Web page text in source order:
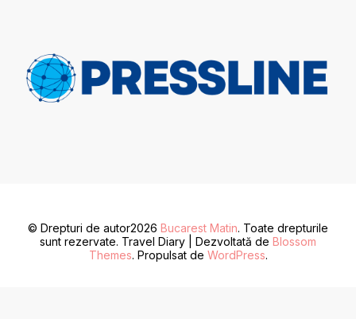
© Drepturi de autor2026 Bucarest Matin. Toate drepturile
sunt rezervate. Travel Diary | Dezvoltată de Blossom
Themes. Propulsat de WordPress.